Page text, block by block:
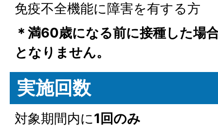
免疫不全機能に障害を有する方
＊満60歳になる前に接種した場
となりません。
実施回数
対象期間内に1回のみ